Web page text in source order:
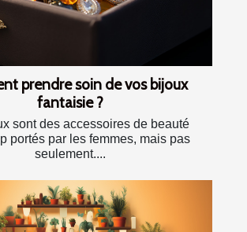
prendre soin de vos bijoux
fantaisie ?
sont des accessoires de beauté
portés par les femmes, mais pas
seulement....